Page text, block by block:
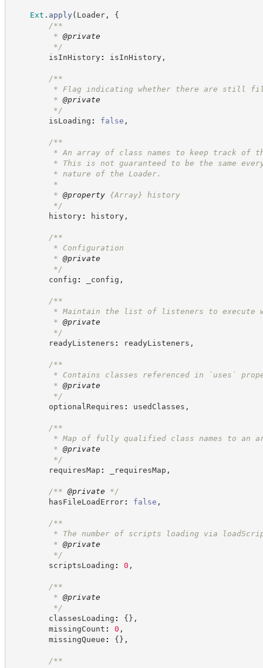
Ext . apply ( Loader,
{
/**
* @private
*/
isInHistory: isInHistory,
/**
* Flag indicating whether there are still files
* @private
*/
isLoading : false ,
/**
* An array of class names to keep track of the
* This is not guaranteed to be the same
* nature of the Loader.
*
* @property {Array}
history
*/
history: history,
/**
* Configuration
* @private
*/
config : _config ,
/**
* Maintain the list of listeners to execute
* @private
*/
readyListeners : readyListeners ,
/**
* Contains classes referenced in `uses`
* @private
*/
optionalRequires : usedClasses ,
/**
* Map of fully qualified class names to an
* @private
*/
requiresMap : _requiresMap ,
/** @private
*/
hasFileLoadError: false ,
/**
* The number of scripts loading via
* @private
*/
scriptsLoading : 0 ,
/**
* @private
*/
classesLoading : {} ,
missingCount : 0 ,
missingQueue : {} ,
/**